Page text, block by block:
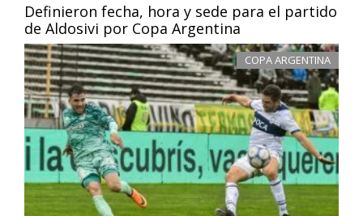
Definieron fecha, hora y sede para el partido
de Aldosivi por Copa Argentina
COPA ARGENTINA